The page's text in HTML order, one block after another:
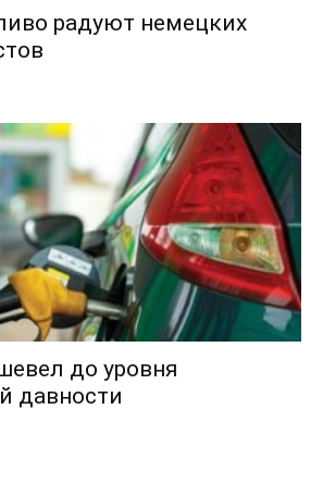
радуют немецких
до уровня
давности